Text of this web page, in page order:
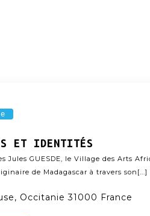
ET IDENTITÉS
Jules GUESDE, le Village des Arts
de Madagascar à travers son[...]
Occitanie 31000 France